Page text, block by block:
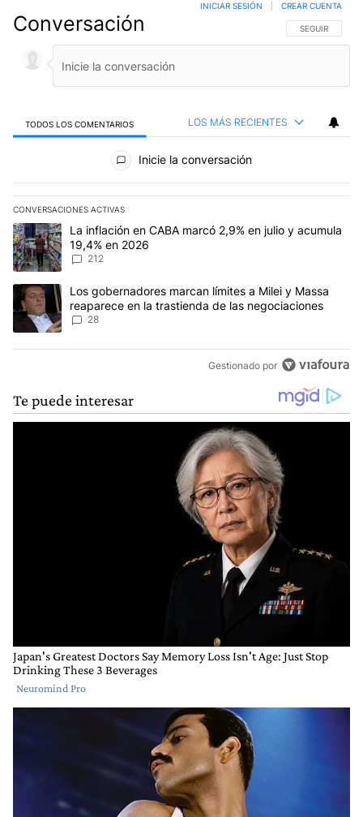
Conversación SIGA ESTA
SEGUIR
INICIAR SESIÓN CREAR CUENTA
TODOS LOS COMENTARIOS LOS MÁS RECIENTES
Todos los comentarios
Inicie la conversación
CONVERSACIONES ACTIVAS
Este listado muestra los artículos con más comentarios en los
Un artículo de tendencia con el título "La inflación en CABA
La inflación en CABA marcó 2,9% en julio y acumula
19,4% en 2026
212
Un artículo de tendencia con el título "Los gobernadores marcan
Los gobernadores marcan límites a Milei y Massa
reaparece en la trastienda de las negociaciones
28
Gestionado por